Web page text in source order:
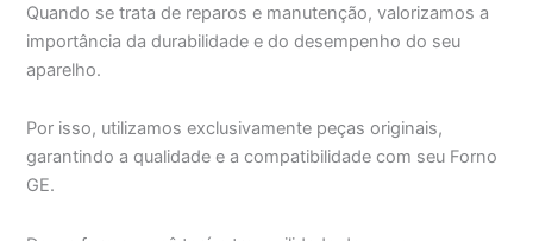
Quando se trata de reparos e manutenção, valorizamos a
importância da durabilidade e do desempenho do seu
aparelho.
Por isso, utilizamos exclusivamente peças originais,
garantindo a qualidade e a compatibilidade com seu Forno
GE.